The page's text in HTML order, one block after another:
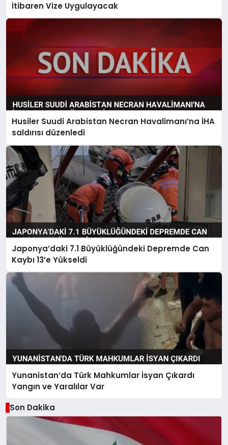
İtibaren Vize Uygulayacak
Husiler Suudi Arabistan Necran Havalimanı’na İHA
saldırısı düzenledi
Japonya’daki 7.1 Büyüklüğündeki Depremde Can
Kaybı 13’e Yükseldi
Yunanistan’da Türk Mahkumlar İsyan Çıkardı
Yangın ve Yaralılar Var
Son Dakika